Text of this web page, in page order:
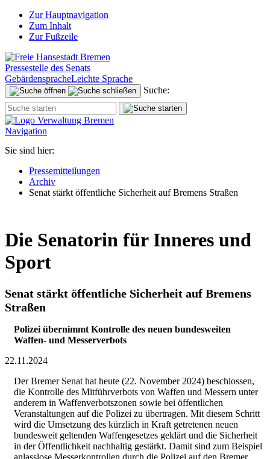
Zur Hauptnavigation
Zum Inhalt
Zur Fußzeile
Pressestelle des Senats
GebärdenspracheLeichte Sprache
Suche:
Navigation
Sie sind hier:
Pressemitteilungen
Archiv
Senat stärkt öffentliche Sicherheit auf Bremens Straßen
Die Senatorin für Inneres und
Sport
Senat stärkt öffentliche Sicherheit auf Bremens
Straßen
Polizei übernimmt Kontrolle des neuen bundesweiten
Waffen- und Messerverbots
22.11.2024
Der Bremer Senat hat heute (22. November 2024) beschlossen,
die Kontrolle des Mitführverbots von Waffen und Messern unter
anderem in Waffenverbotszonen sowie bei öffentlichen
Veranstaltungen auf die Polizei zu übertragen. Mit diesem Schritt
wird die Umsetzung des kürzlich in Kraft getretenen neuen
bundesweit geltenden Waffengesetzes geklärt und die Sicherheit
in der Öffentlichkeit nachhaltig gestärkt. Damit sind zum Beispiel